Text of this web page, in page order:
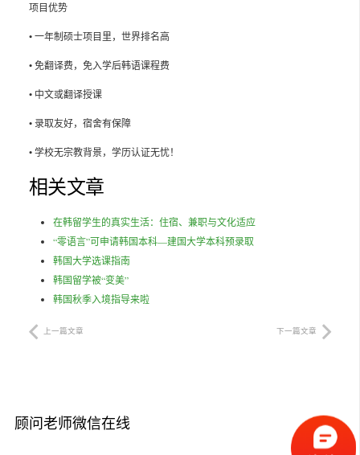
项目优势
• 一年制硕士项目里，世界排名高
• 免翻译费，免入学后韩语课程费
• 中文或翻译授课
• 录取友好，宿舍有保障
• 学校无宗教背景，学历认证无忧！
相关文章
在韩留学生的真实生活：住宿、兼职与文化适应
“零语言”可申请韩国本科—建国大学本科预录取
韩国大学选课指南
韩国留学被“变美”
韩国秋季入境指导来啦
上一篇文章 下一篇文章
顾问老师微信在线